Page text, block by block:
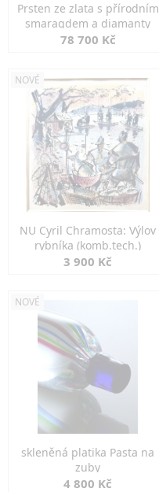
Prsten ze zlata s přírodním
smaragdem a diamanty
78 700 Kč
NOVÉ
NU Cyril Chramosta: Výlov
rybníka (komb.tech.)
3 900 Kč
NOVÉ
skleněná platika Pasta na
zuby
4 800 Kč